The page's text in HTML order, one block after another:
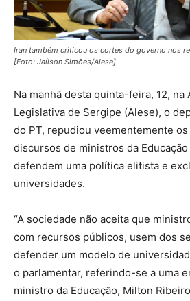
Iran também criticou os cortes do governo nos
[Foto: Jaílson Simões/Alese]
Na manhã desta quinta-feira, 12, na
Legislativa de Sergipe (Alese), o
do PT, repudiou veementemente
discursos de ministros da
defendem uma política elitista e
universidades.
“A sociedade não aceita que
com recursos públicos, usem dos
defender um modelo de
o parlamentar, referindo-se a uma
ministro da Educação, Milton